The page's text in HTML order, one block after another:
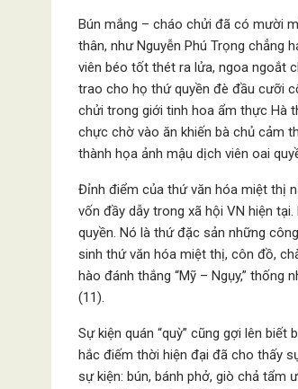
Bún mắng – cháo chửi đã có mười
thân, như Nguyễn Phú Trọng chẳng
viên béo tốt thét ra lửa, ngoa ngoắt
trao cho họ thứ quyền đè đầu cưỡi
chửi trong giới tinh hoa ẩm thực Hà
chực chờ vào ăn khiến bà chủ cảm
thành họa ảnh mậu dịch viên oai
Đỉnh điểm của thứ văn hóa miệt thị
vốn đầy dẫy trong xã hội VN hiện
quyền. Nó là thứ đặc sản những
sinh thứ văn hóa miệt thị, côn đồ,
hào đánh thắng “Mỹ – Ngụy,”
(11).
Sự kiện quán “quỳ” cũng gợi lên
hắc điếm thời hiện đại đã cho thấy
sự kiện: bún, bánh phở, giò chả tẩm